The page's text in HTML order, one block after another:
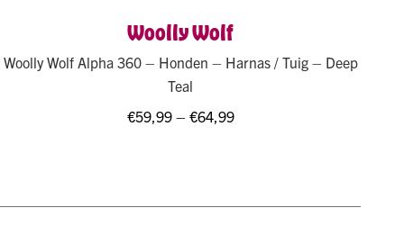
Woolly Wolf
Woolly Wolf Alpha 360 – Honden – Harnas / Tuig – Deep
Teal
€59,99– €64,99